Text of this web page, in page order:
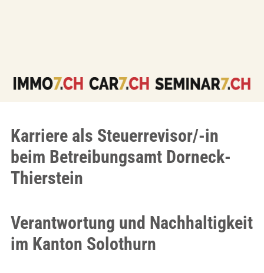
Karriere als Steuerrevisor/-in
beim Betreibungsamt Dorneck-
Thierstein
Verantwortung und Nachhaltigkeit
im Kanton Solothurn